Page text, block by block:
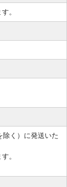
。
く）に発送いた
。